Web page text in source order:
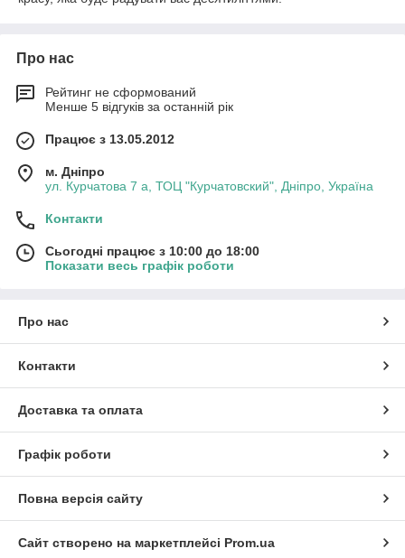
Про нас
Рейтинг не сформований
Менше 5 відгуків за останній рік
Працює з 13.05.2012
м. Дніпро
ул. Курчатова 7 а, ТОЦ "Курчатовский", Дніпро, Україна
Контакти
Сьогодні працює з 10:00 до 18:00
Показати весь графік роботи
Про нас
Контакти
Доставка та оплата
Графік роботи
Повна версія сайту
Сайт створено на маркетплейсі Prom.ua